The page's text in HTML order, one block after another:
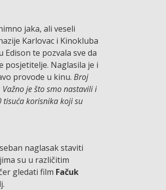
jaka, ali veseli
Karlovac i Kinokluba
te pozvala sve da
posjetitelje. Naglasila je i
provode u kinu. Broj
je što smo nastavili i
tisuća korisnika koji su
naglasak staviti
su u različitim
gledati film Fačuk